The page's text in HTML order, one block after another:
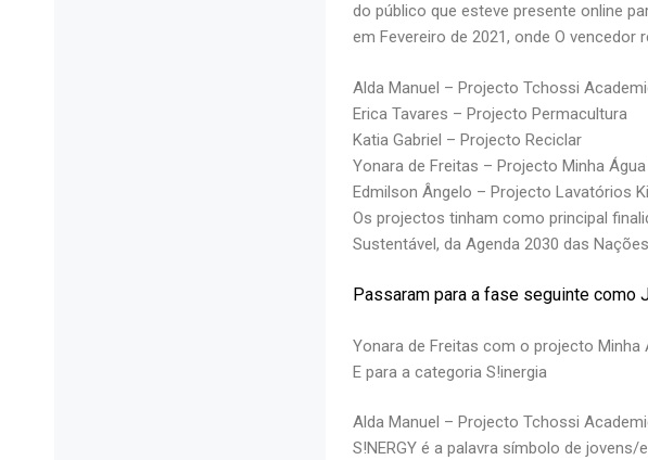
do público que esteve presente online
em Fevereiro de 2021, onde O
Alda Manuel – Projecto Tchossi
Erica Tavares – Projecto Permacultura
Katia Gabriel – Projecto Reciclar
Yonara de Freitas – Projecto Minha
Edmilson Ângelo – Projecto Lavatórios
Os projectos tinham como principal
Sustentável, da Agenda 2030 das
Passaram para a fase seguinte como
Yonara de Freitas com o projecto Minha
E para a categoria S!inergia
Alda Manuel – Projecto Tchossi
S!NERGY é a palavra símbolo de